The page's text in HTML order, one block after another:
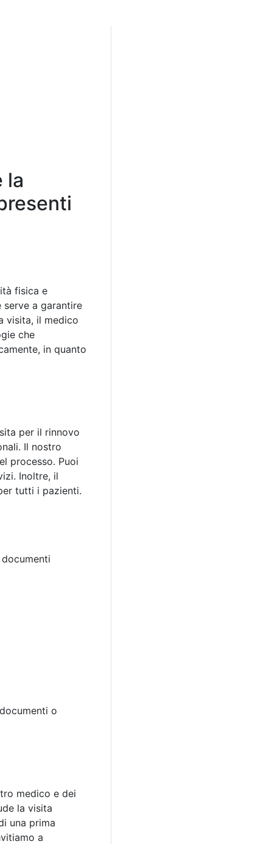
la
fisica e
a garantire
visita, il medico
che
in quanto
per il rinnovo
Il nostro
processo. Puoi
Inoltre, il
tutti i pazienti.
o
medico e dei
la visita
una prima
a